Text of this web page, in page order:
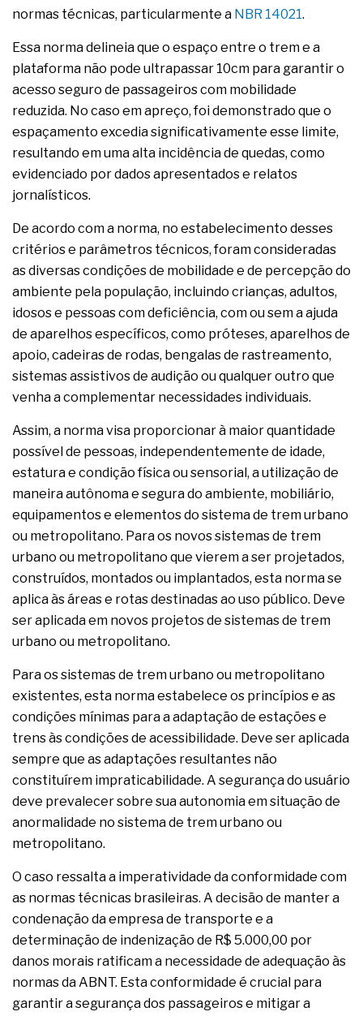
normas técnicas, particularmente a NBR 14021.
Essa norma delineia que o espaço entre o trem e a
plataforma não pode ultrapassar 10cm para garantir o
acesso seguro de passageiros com mobilidade
reduzida. No caso em apreço, foi demonstrado que o
espaçamento excedia significativamente esse limite,
resultando em uma alta incidência de quedas, como
evidenciado por dados apresentados e relatos
jornalísticos.
De acordo com a norma, no estabelecimento desses
critérios e parâmetros técnicos, foram consideradas
as diversas condições de mobilidade e de percepção do
ambiente pela população, incluindo crianças, adultos,
idosos e pessoas com deficiência, com ou sem a ajuda
de aparelhos específicos, como próteses, aparelhos de
apoio, cadeiras de rodas, bengalas de rastreamento,
sistemas assistivos de audição ou qualquer outro que
venha a complementar necessidades individuais.
Assim, a norma visa proporcionar à maior quantidade
possível de pessoas, independentemente de idade,
estatura e condição física ou sensorial, a utilização de
maneira autônoma e segura do ambiente, mobiliário,
equipamentos e elementos do sistema de trem urbano
ou metropolitano. Para os novos sistemas de trem
urbano ou metropolitano que vierem a ser projetados,
construídos, montados ou implantados, esta norma se
aplica às áreas e rotas destinadas ao uso público. Deve
ser aplicada em novos projetos de sistemas de trem
urbano ou metropolitano.
Para os sistemas de trem urbano ou metropolitano
existentes, esta norma estabelece os princípios e as
condições mínimas para a adaptação de estações e
trens às condições de acessibilidade. Deve ser aplicada
sempre que as adaptações resultantes não
constituírem impraticabilidade. A segurança do usuário
deve prevalecer sobre sua autonomia em situação de
anormalidade no sistema de trem urbano ou
metropolitano.
O caso ressalta a imperatividade da conformidade com
as normas técnicas brasileiras. A decisão de manter a
condenação da empresa de transporte e a
determinação de indenização de R$ 5.000,00 por
danos morais ratificam a necessidade de adequação às
normas da ABNT. Esta conformidade é crucial para
garantir a segurança dos passageiros e mitigar a